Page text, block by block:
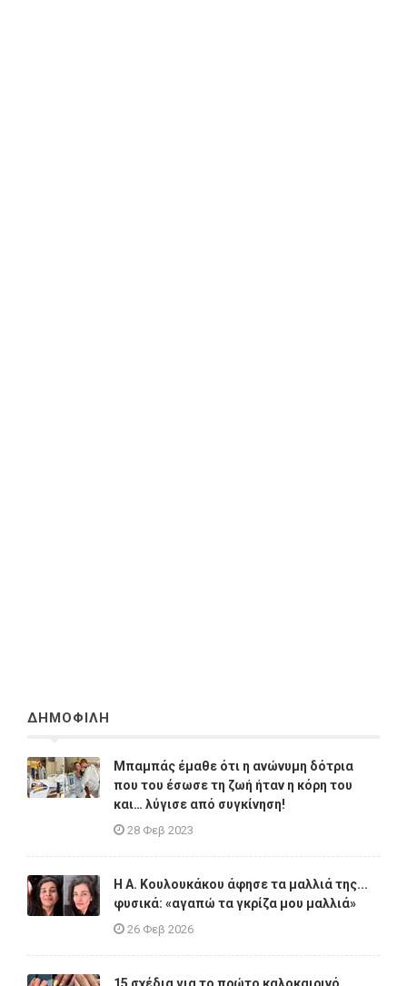
ΔΗΜΟΦΙΛΗ
Μπαμπάς έμαθε ότι η ανώνυμη δότρια
που του έσωσε τη ζωή ήταν η κόρη του
και… λύγισε από συγκίνηση!
28 Φεβ 2023
Η A. Κουλουκάκου άφησε τα μαλλιά της...
φυσικά: «αγαπώ τα γκρίζα μου μαλλιά»
26 Φεβ 2026